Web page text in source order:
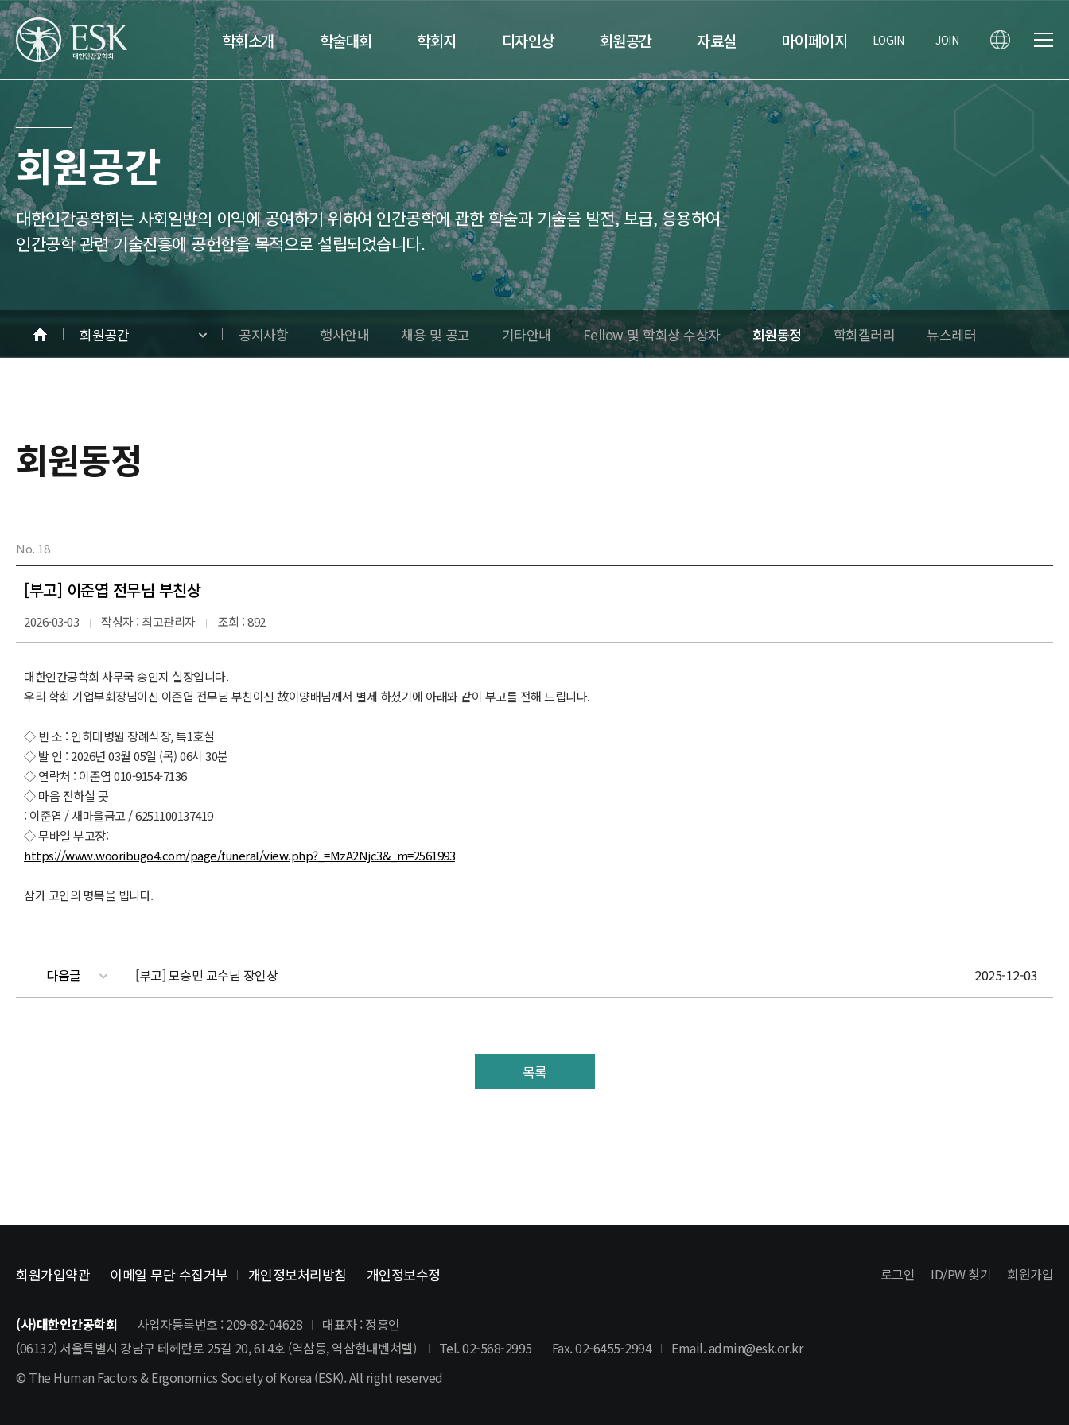
학회소개 학술대회 학회지 디자인상 회원공간 자료실 마이페이지 LOGIN JOIN
회원공간
대한인간공학회는 사회일반의 이익에 공여하기 위하여 인간공학에 관한 학술과 기술을 발전, 보급, 응용하여
인간공학 관련 기술진흥에 공헌함을 목적으로 설립되었습니다.
회원공간 공지사항 행사안내 채용 및 공고 기타안내 Fellow 및 학회상 수상자 회원동정 학회갤러리 뉴스레터
회원동정
No. 18
[부고] 이준엽 전무님 부친상
2026-03-03 작성자 : 최고관리자 조회 : 892
대한인간공학회 사무국 송인지 실장입니다.
우리 학회 기업부회장님이신 이준엽 전무님 부친이신 故이양배님께서 별세 하셨기에 아래와 같이 부고를 전해 드립니다.
◇ 빈 소 : 인하대병원 장례식장, 특1호실
​◇ 발 인 : 2026년 03월 05일 (목) 06시 30분
◇ 연락처 : 이준엽 010-9154-7136
◇ 마음 전하실 곳
: 이준엽 / 새마을금고 / 6251100137419
◇ 무바일 부고장:
https://www.wooribugo4.com/page/funeral/view.php?_=MzA2Njc3&_m=2561993
삼가 고인의 명복을 빕니다.
다음글 [부고] 모승민 교수님 장인상 2025-12-03
목록
회원가입약관 이메일 무단 수집거부 개인정보처리방침 개인정보수정 로그인 ID/PW 찾기 회원가입
(사)대한인간공학회 사업자등록번호 : 209-82-04628
대표자 : 정홍인
(06132) 서울특별시 강남구 테헤란로 25길 20, 614호 (역삼동, 역삼현대벤쳐텔)
Tel. 02-568-2995 Fax. 02-6455-2994
Email. admin@esk.or.kr
© The Human Factors & Ergonomics Society of Korea (ESK). All right reserved